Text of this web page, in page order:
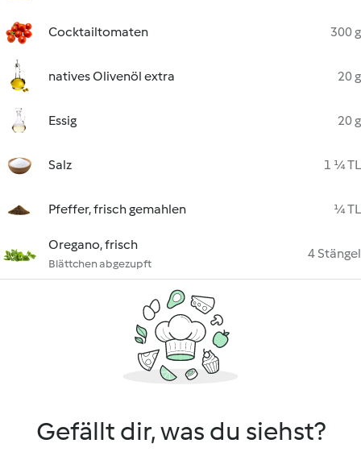
Cocktailtomaten 300 g
natives Olivenöl extra 20 g
Essig 20 g
Salz 1 ¼ TL
Pfeffer, frisch gemahlen ¼ TL
Oregano, frisch
Blättchen abgezupft
4 Stängel
Gefällt dir, was du siehst?